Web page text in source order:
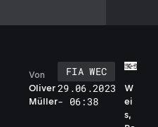
Oliver
Müller
Von
FIA WEC
29.06.2023
- 06:38
W
ei
s,